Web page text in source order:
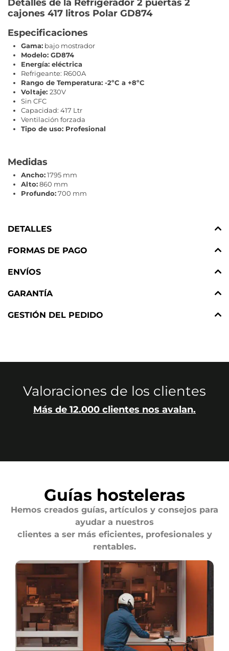
Detalles de la Refrigerador 2 puertas 2
cajones 417 litros Polar GD874
Especificaciones
Gama: bajo mostrador
Modelo: GD874
Energía: eléctrica
Refrigeante: R600A
Rango de Temperatura: -2ºC a +8ºC
Voltaje: 230V
Sin CFC
Capacidad: 417 Ltr
Ventilación forzada
Tipo de uso: Profesional
Medidas
Ancho:1795 mm
Alto:860 mm
Profundo:700 mm
DETALLES
FORMAS DE PAGO
ENVÍOS
GARANTÍA
GESTIÓN DEL PEDIDO
Valoraciones de los clientes
Más de 12.000 clientes nos avalan.
Guías hosteleras
Hemos creados guías, artículos y consejos para
ayudar a nuestros
clientes a ser más eficientes, profesionales y
rentables.